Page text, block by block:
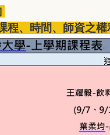
程、時間、師資之權